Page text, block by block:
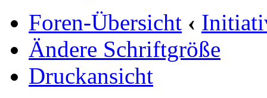
Foren-Übersicht ‹
Ändere Schriftgröße
Druckansicht